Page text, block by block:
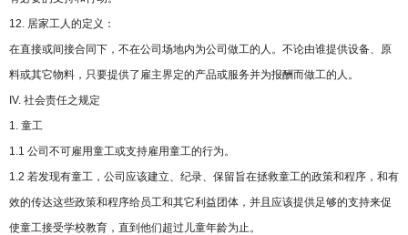
12. 居家工人的定义：
在直接或间接合同下，不在公司场地内为公司做工的人。不论由谁提供设备、原
料或其它物料，只要提供了雇主界定的产品或服务并为报酬而做工的人。
IV. 社会责任之规定
1. 童工
1.1 公司不可雇用童工或支持雇用童工的行为。
1.2 若发现有童工，公司应该建立、纪录、保留旨在拯救童工的政策和程序，和有
效的传达这些政策和程序给员工和其它利益团体，并且应该提供足够的支持来促
使童工接受学校教育，直到他们超过儿童年龄为止。